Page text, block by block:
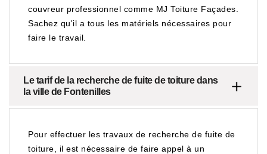
couvreur professionnel comme MJ Toiture Façades.
Sachez qu'il a tous les matériels nécessaires pour
faire le travail.
Le tarif de la recherche de fuite de toiture dans
la ville de Fontenilles
Pour effectuer les travaux de recherche de fuite de
toiture, il est nécessaire de faire appel à un